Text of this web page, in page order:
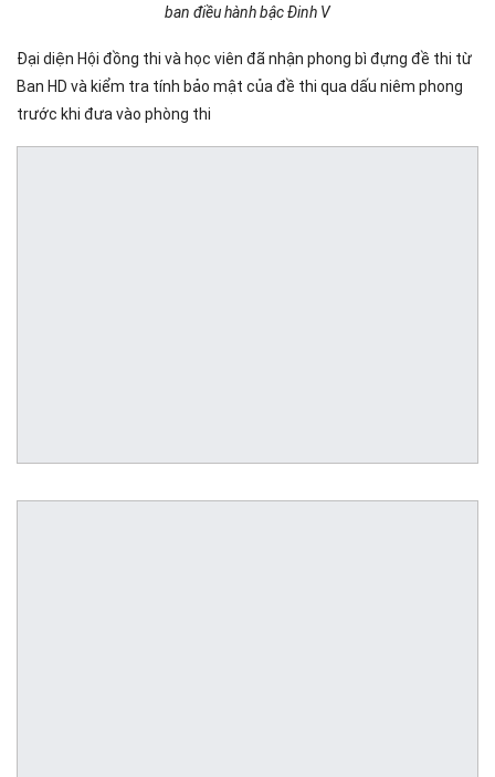
ban điều hành bậc Đinh V
Đại diện Hội đồng thi và học viên đã nhận phong bì đựng đề thi từ
Ban HD và kiểm tra tính bảo mật của đề thi qua dấu niêm phong
trước khi đưa vào phòng thi